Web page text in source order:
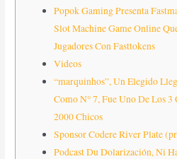
Popok Gaming Presenta
Slot Machine Game Online
Jugadores Con Fasttokens
Videos
“marquinhos”, Un Elegido
Como N° 7, Fue Uno De Los 3
2000 Chicos
Sponsor Codere River Plate
Podcast Du Dolarización, Ni